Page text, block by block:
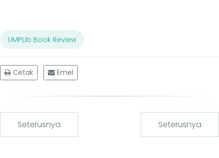
UMPLib Book Review
Cetak Emel
Seterusnya Seterusnya